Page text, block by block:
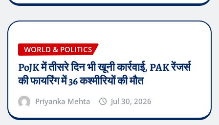
WORLD & POLITICS
PoJK में तीसरे दिन भी खूनी कार्रवाई, PAK रेंजर्स
की फायरिंग में 36 कश्मीरियों की मौत
Priyanka Mehta Jul 30, 2026